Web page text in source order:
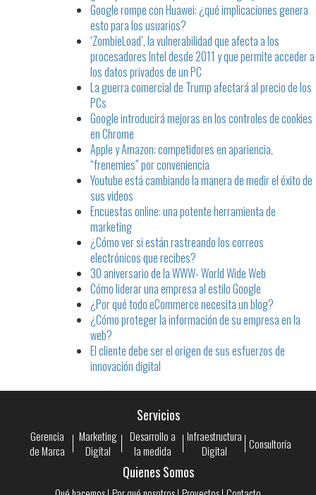
Google rompe con Huawei: ¿qué implicaciones genera
esto para los usuarios?
‘ZombieLoad’, la vulnerabilidad que afecta a los
procesadores Intel desde 2011 y que permite acceder a
los datos privados de un PC
La guerra comercial de Trump afectará al precio de los
PCs
Google introducirá mejoras en los controles de cookies
en Chrome
Apple y Amazon: competidores en apariencia,
“frenemies” por conveniencia
Youtube está cambiando la manera de medir el éxito de
sus videos
Encuestas online: una potente herramienta de
marketing
¿Cómo ver si están rastreando los correos
electrónicos que recibes?
30 aniversario de la WWW- World Wide Web
Cómo liderar una empresa al estilo Google
¿Por qué todo eCommerce necesita un blog?
¿Cómo proteger la información de su empresa en la
web?
El cliente debe ser el origen de sus esfuerzos de
innovación digital
Servicios
Gerencia
de Marca
Marketing
Digital
Desarrollo a
la medida
Infraestructura
Digital
Consultoría
Quienes Somos